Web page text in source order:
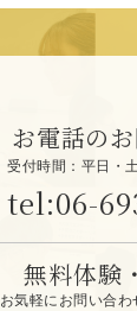
お電話の
受付時間：平日・
tel:06-
無料体験
お気軽にお問い合わ